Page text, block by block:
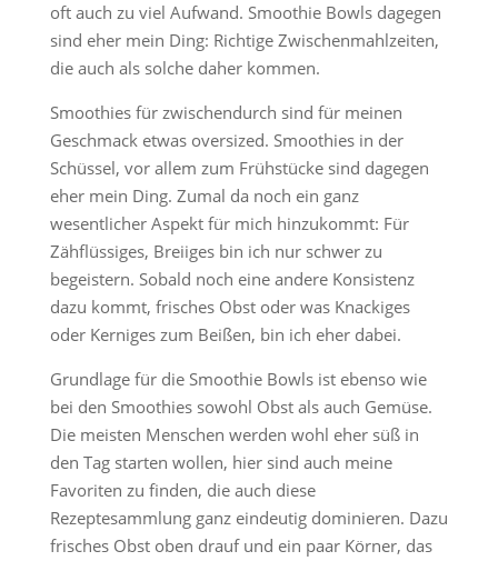
oft auch zu viel Aufwand. Smoothie Bowls dagegen
sind eher mein Ding: Richtige Zwischenmahlzeiten,
die auch als solche daher kommen.
Smoothies für zwischendurch sind für meinen
Geschmack etwas oversized. Smoothies in der
Schüssel, vor allem zum Frühstücke sind dagegen
eher mein Ding. Zumal da noch ein ganz
wesentlicher Aspekt für mich hinzukommt: Für
Zähflüssiges, Breiiges bin ich nur schwer zu
begeistern. Sobald noch eine andere Konsistenz
dazu kommt, frisches Obst oder was Knackiges
oder Kerniges zum Beißen, bin ich eher dabei.
Grundlage für die Smoothie Bowls ist ebenso wie
bei den Smoothies sowohl Obst als auch Gemüse.
Die meisten Menschen werden wohl eher süß in
den Tag starten wollen, hier sind auch meine
Favoriten zu finden, die auch diese
Rezeptesammlung ganz eindeutig dominieren. Dazu
frisches Obst oben drauf und ein paar Körner, das